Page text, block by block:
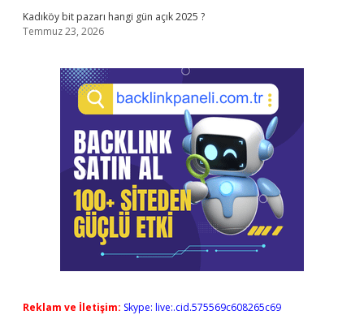
Kadıköy bit pazarı hangi gün açık 2025 ?
Temmuz 23, 2026
Reklam ve İletişim: Skype: live:.cid.575569c608265c69